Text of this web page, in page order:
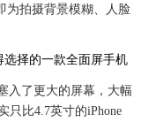
为拍摄背景模糊、人脸
入了更大的屏幕，大幅
只比4.7英寸的iPhone